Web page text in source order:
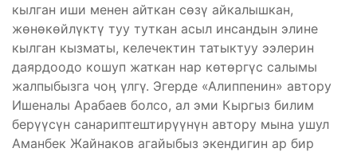
кылган иши менен айткан сөзү айкалышкан,
жөнөкөйлүктү туу туткан асыл инсандын элине
кылган кызматы, келечектин татыктуу ээлерин
даярдоодо кошуп жаткан нар көтөргүс салымы
жалпыбызга чоӊ үлгү. Эгерде «Алиппенин» автору
Ишеналы Арабаев болсо, ал эми Кыргыз билим
берүүсүн санариптештирүүнүн автору мына ушул
Аманбек Жайнаков агайыбыз экендигин ар бир